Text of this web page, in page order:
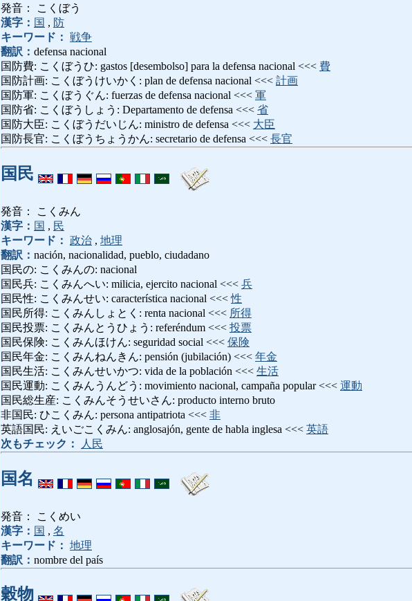
発音： こくぼう
漢字： 国 , 防
キーワード： 戦争
翻訳： defensa nacional
国防費: こくぼうひ: gastos [desembolso] para la defensa nacional <<< 費
国防計画: こくぼうけいかく: plan de defensa nacional <<< 計画
国防軍: こくぼうぐん: fuerzas de defensa nacional <<< 軍
国防省: こくぼうしょう: Departamento de defensa <<< 省
国防大臣: こくぼうだいじん: ministro de defensa <<< 大臣
国防長官: こくぼうちょうかん: secretario de defensa <<< 長官
国民
発音： こくみん
漢字： 国 , 民
キーワード： 政治 , 地理
翻訳： nación, nacionalidad, pueblo, ciudadano
国民の: こくみんの: nacional
国民兵: こくみんへい: milicia, ejercito nacional <<< 兵
国民性: こくみんせい: característica nacional <<<性
国民所得: こくみんしょとく: renta nacional <<< 所得
国民投票: こくみんとうひょう: referéndum <<< 投票
国民保険: こくみんほけん: seguridad social <<< 保険
国民年金: こくみんねんきん: pensión (jubilación) <<< 年金
国民生活: こくみんせいかつ: vida de la población <<< 生活
国民運動: こくみんうんどう: movimiento nacional, campaña popular <<< 運動
国民総生産: こくみんそうせいさん: producto interno bruto
非国民: ひこくみん: persona antipatriota <<< 非
英語国民: えいごこくみん: anglosajón, gente de habla inglesa <<< 英語
次もチェック：
人民
国名
発音： こくめい
漢字： 国 , 名
キーワード： 地理
翻訳： nombre del país
穀物